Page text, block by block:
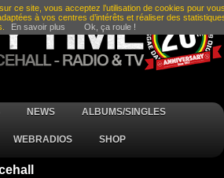
NEWS ALBUMS/SINGLES
WEBRADIOS SHOP
ce site, vous acceptez l’utilisation de cookies pour
à vos centres d’intérêts et réaliser des
En savoir plus Ok, ça roule !